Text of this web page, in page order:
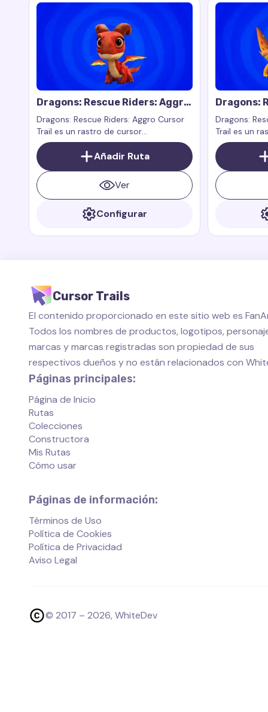
Dragons: Rescue Riders: Aggro
Cursor Trail
Dragons: Rescue Riders: Aggro Cursor
Trail es un rastro de cursor
personalizado inspirado en Aggro del
programa Dragons: Rescue Riders.
Aggro es un dragón fuerte y grande
que siempre está listo para proteger a
sus amigos.
Añadir Ruta
Ver
Configurar
Dragons:
Zeppla
Dragons:
Trail es un
personaje
Dragons:
dragón
siempre
amigos.
Cursor Trails
El contenido proporcionado en este sitio web es
Todos los nombres de productos, logotipos,
marcas y marcas registradas son propiedad de sus
respectivos dueños y no están relacionados con
Páginas principales:
Página de Inicio
Rutas
Colecciones
Constructora
Mis Rutas
Cómo usar
Páginas de información:
Términos de Uso
Política de Cookies
Política de Privacidad
Aviso Legal
© 2017 – 2026, WhiteDev